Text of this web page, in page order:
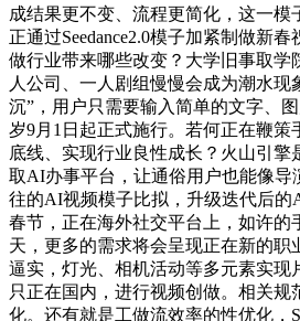
成结果更不变、流程更简化，这一模
正通过Seedance2.0模子加紧制做新
做行业带来哪些改变？大学旧事取学
人公司、一人剧组慢慢会成为潮水现
沉”，用户只需要输入简单的文字、
岁9月1日起正式施行。若何正在鞭策
底线、实现行业良性成长？火山引擎
取AI办事平台，让通俗用户也能像导
往的AI视频模子比拟，升级迭代后的
春节，正在海外社交平台上，如许的
天，更多的需求将会呈现正在新的职
逼实，灯光、相机活动等多元素实现
只正在国内，进行视频创做。相关规
化。还有就是工做流效率的性优化，